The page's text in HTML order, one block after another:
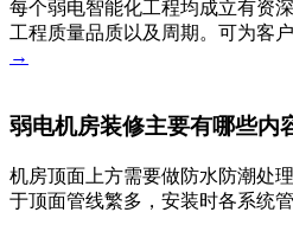
每个弱电智能化工程均成立有资
工程质量品质以及周期。可为客
→
弱电机房装修主要有哪些内
机房顶面上方需要做防水防潮处
于顶面管线繁多，安装时各系统